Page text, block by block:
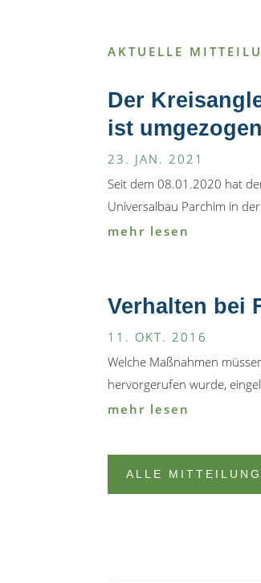
AKTUELLE
Der
ist umgezogen
23. JAN. 2021
Seit dem 08.01.2020 hat
Universalbau Parchim in
mehr lesen
Verhalten bei
11. OKT. 2016
Welche Maßnahmen
hervorgerufen wurde,
mehr lesen
ALLE